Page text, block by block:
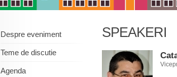
Despre eveniment
Teme de discutie
Agenda
SPEAKERI